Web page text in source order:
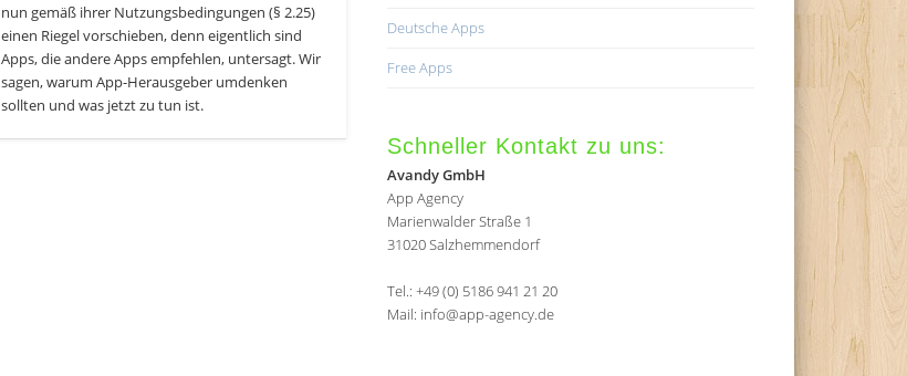
nun gemäß ihrer Nutzungsbedingungen (§ 2.25)
einen Riegel vorschieben, denn eigentlich sind
Apps, die andere Apps empfehlen, untersagt. Wir
sagen, warum App-Herausgeber umdenken
sollten und was jetzt zu tun ist.
Deutsche Apps
Free Apps
Schneller Kontakt zu uns:
Avandy GmbH
App Agency
Marienwalder Straße 1
31020 Salzhemmendorf
Tel.: +49 (0) 5186 941 21 20
Mail: info@app-agency.de